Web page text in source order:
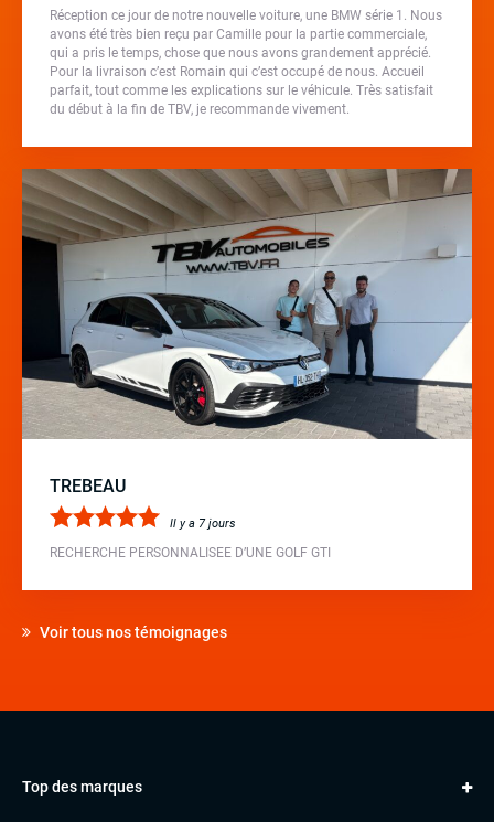
Réception ce jour de notre nouvelle voiture, une BMW série 1. Nous
avons été très bien reçu par Camille pour la partie commerciale,
qui a pris le temps, chose que nous avons grandement apprécié.
Pour la livraison c’est Romain qui c’est occupé de nous. Accueil
parfait, tout comme les explications sur le véhicule. Très satisfait
du début à la fin de TBV, je recommande vivement.
TREBEAU
Il y a 7 jours
RECHERCHE PERSONNALISEE D’UNE GOLF GTI
Voir tous nos témoignages
Top des marques